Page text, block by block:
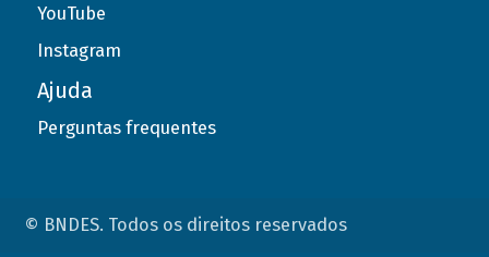
YouTube
Instagram
Ajuda
Perguntas frequentes
© BNDES. Todos os direitos reservados